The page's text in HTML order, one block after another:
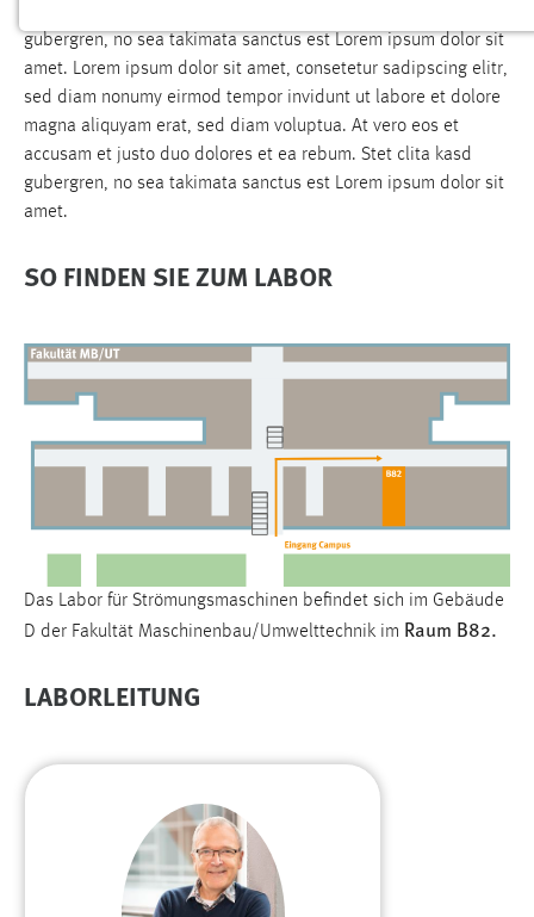
gubergren, no sea takimata sanctus est Lorem ipsum dolor sit
amet. Lorem ipsum dolor sit amet, consetetur sadipscing elitr,
sed diam nonumy eirmod tempor invidunt ut labore et dolore
magna aliquyam erat, sed diam voluptua. At vero eos et
accusam et justo duo dolores et ea rebum. Stet clita kasd
gubergren, no sea takimata sanctus est Lorem ipsum dolor sit
amet.
SO FINDEN SIE ZUM LABOR
Das Labor für Strömungsmaschinen befindet sich im Gebäude
D der Fakultät Maschinenbau/Umwelttechnik im Raum B82.
LABORLEITUNG
Notwendige Cookies ermöglichen grundlegende
Funktionen und sind für die einwandfreie Funktion der
Website erforderlich.
Einverständnis
Zweck:
Cookie Laufzeit:
Performance
Name:
Zweck:
gespeichert, ob man eingeloggt ist.
Sprachpräferenz
Name:
Das Cookie speichert die gewählte Sprache der Website.
Cookie Laufzeit: